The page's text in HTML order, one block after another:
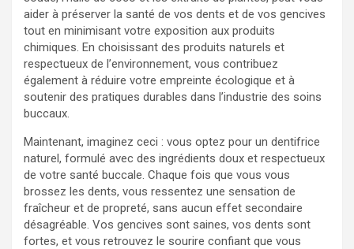
aider à préserver la santé de vos dents et de vos gencives
tout en minimisant votre exposition aux produits
chimiques. En choisissant des produits naturels et
respectueux de l’environnement, vous contribuez
également à réduire votre empreinte écologique et à
soutenir des pratiques durables dans l’industrie des soins
buccaux.
Maintenant, imaginez ceci : vous optez pour un dentifrice
naturel, formulé avec des ingrédients doux et respectueux
de votre santé buccale. Chaque fois que vous vous
brossez les dents, vous ressentez une sensation de
fraîcheur et de propreté, sans aucun effet secondaire
désagréable. Vos gencives sont saines, vos dents sont
fortes, et vous retrouvez le sourire confiant que vous